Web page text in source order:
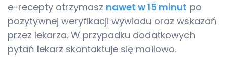
e-recepty otrzymasz nawet w 15 minut po
pozytywnej weryfikacji wywiadu oraz wskazań
przez lekarza. W przypadku dodatkowych
pytań lekarz skontaktuje się mailowo.